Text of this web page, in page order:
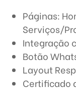
Páginas:
Serviços/
Integração
Botão
Layout
Certificado